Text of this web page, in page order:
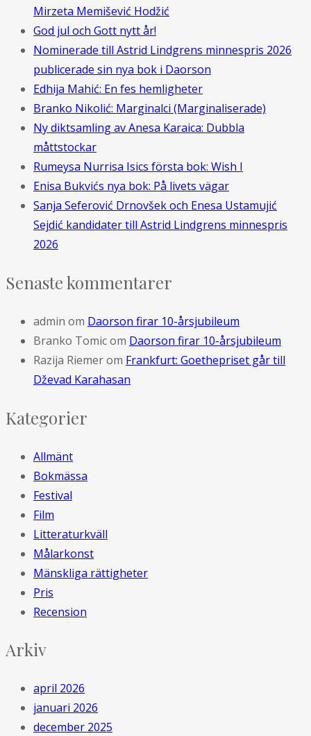
Mirzeta Memišević Hodžić
God jul och Gott nytt år!
Nominerade till Astrid Lindgrens minnespris 2026
publicerade sin nya bok i Daorson
Edhija Mahić: En fes hemligheter
Branko Nikolić: Marginalci (Marginaliserade)
Ny diktsamling av Anesa Karaica: Dubbla
måttstockar
Rumeysa Nurrisa Isics första bok: Wish I
Enisa Bukvićs nya bok: På livets vägar
Sanja Seferović Drnovšek och Enesa Ustamujić
Sejdić kandidater till Astrid Lindgrens minnespris
2026
Senaste kommentarer
admin om Daorson firar 10-årsjubileum
Branko Tomicom Daorson firar 10-årsjubileum
Razija Riemerom Frankfurt: Goethepriset går till
Dževad Karahasan
Kategorier
Allmänt
Bokmässa
Festival
Film
Litteraturkväll
Målarkonst
Mänskliga rättigheter
Pris
Recension
Arkiv
april 2026
januari 2026
december 2025